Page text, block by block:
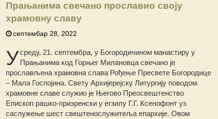
Прањанима свечано прославио своју
храмовну славу
септембар 28, 2022
Усреду, 21. септембра, у Богородичином манастиру у
Прањанима код Горњег Милановца свечано је
прослављена храмовна слава Рођење Пресвете Богородице
– Мала Госпојина. Свету Архијерејску Литургију поводом
храмовне славе служио је Његово Преосвештенство
Епископ рашко-призренски у егзилу Г.Г. Ксенофонт уз
саслужење шест свештенослужитеља епархије. Овом